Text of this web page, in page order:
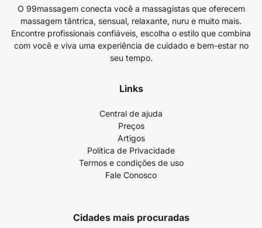
O 99massagem conecta você a massagistas que oferecem
massagem tântrica, sensual, relaxante, nuru e muito mais.
Encontre profissionais confiáveis, escolha o estilo que combina
com você e viva uma experiência de cuidado e bem-estar no
seu tempo.
Links
Central de ajuda
Preços
Artigos
Política de Privacidade
Termos e condições de uso
Fale Conosco
Cidades mais procuradas